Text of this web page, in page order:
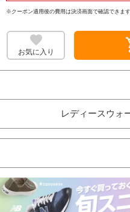
※クーポン適用後の費用は決済画面で確認できます
お気に入り
レディースウォ